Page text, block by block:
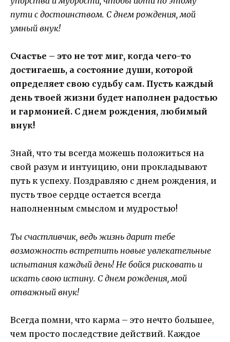
пути с достоинством. С днем рождения, мой
умный внук!
Счастье – это не тот миг, когда чего-то
достигаешь, а состояние души, которой
определяет свою судьбу сам. Пусть каждый
день твоей жизни будет наполнен радостью
и гармонией. С днем рождения, любимый
внук!
Знай, что ты всегда можешь положиться на
свой разум и интуицию, они прокладывают
путь к успеху. Поздравляю с днем рождения, и
пусть твое сердце остается всегда
наполненным смыслом и мудростью!
Ты счастливчик, ведь жизнь дарит тебе
возможность встретить новые увлекательные
испытания каждый день! Не бойся рисковать и
искать свою истину. С днем рождения, мой
отважный внук!
Всегда помни, что карма – это нечто большее,
чем просто последствие действий. Каждое